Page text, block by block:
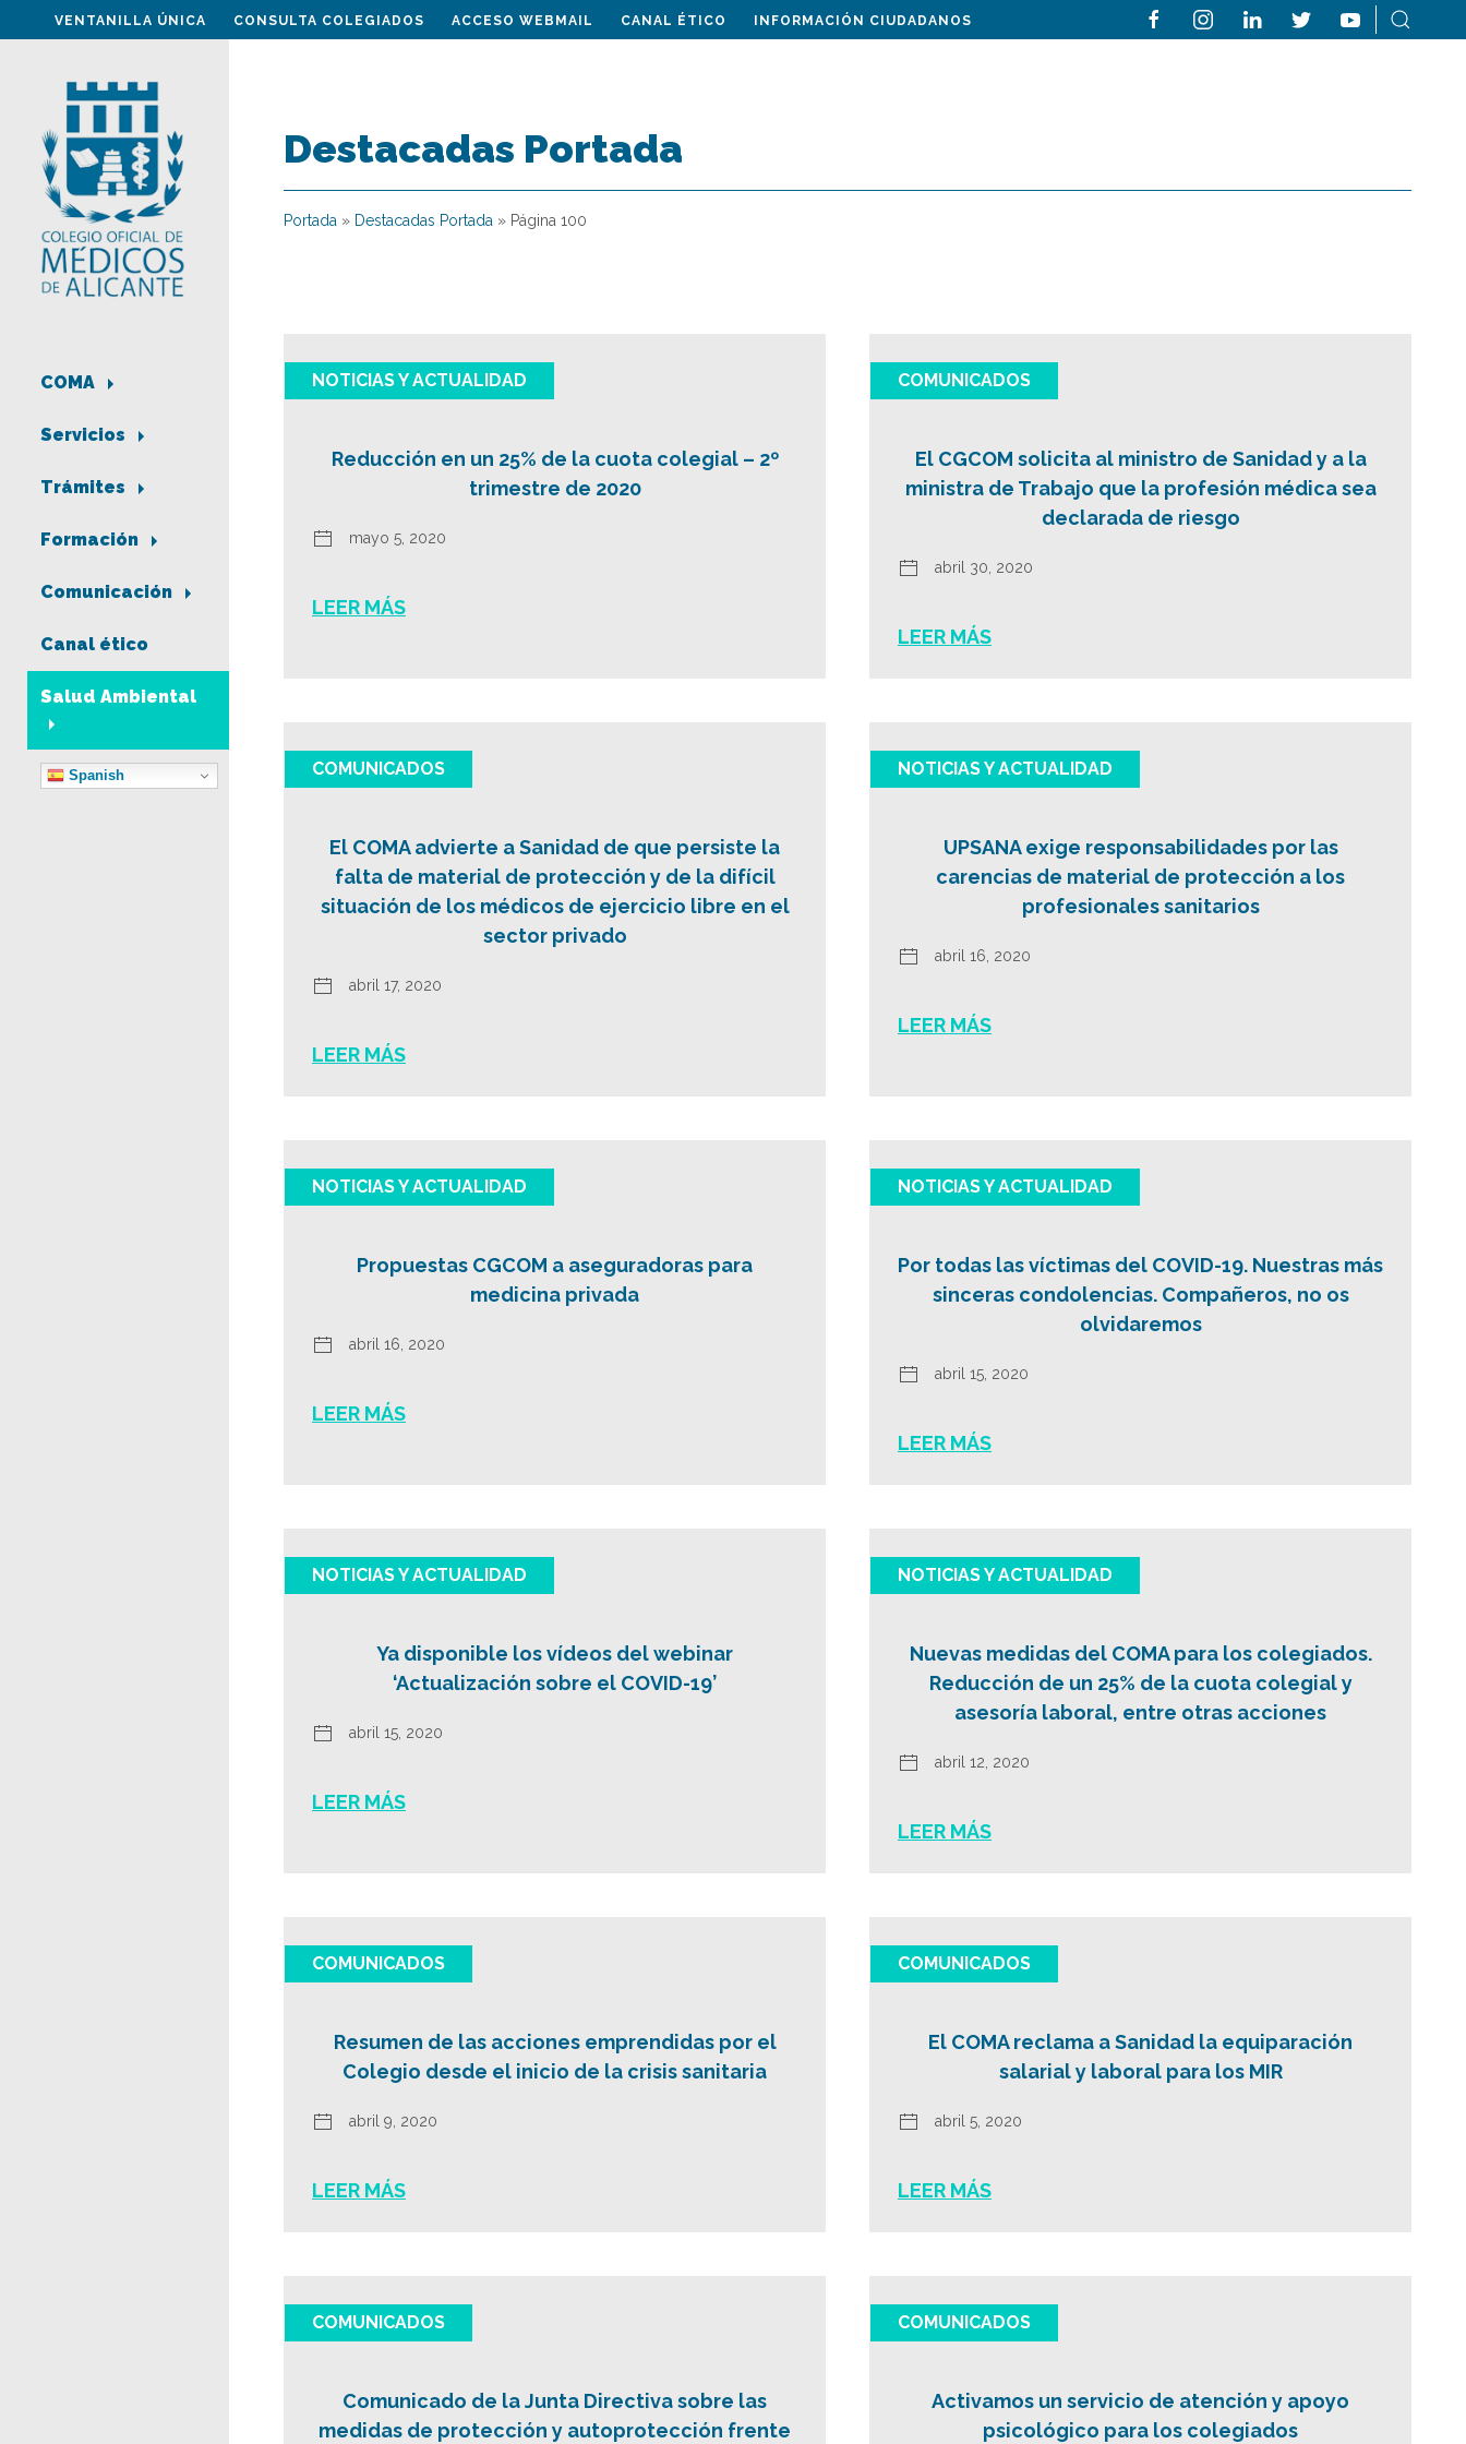
VENTANILLA ÚNICA CONSULTA COLEGIADOS ACCESO WEBMAIL CANAL ÉTICO INFORMACIÓN CIUDADANOS
COMA
Servicios
Trámites
Formación
Comunicación
Canal ético
Salud Ambiental
Spanish
Destacadas Portada
Portada » Destacadas Portada » Página 100
NOTICIAS Y ACTUALIDAD
Reducción en un 25% de la cuota colegial – 2º
trimestre de 2020
mayo 5, 2020
LEER MÁS
COMUNICADOS
El CGCOM solicita al ministro de Sanidad y a la
ministra de Trabajo que la profesión médica sea
declarada de riesgo
abril 30, 2020
LEER MÁS
COMUNICADOS
El COMA advierte a Sanidad de que persiste la
falta de material de protección y de la difícil
situación de los médicos de ejercicio libre en el
sector privado
abril 17, 2020
LEER MÁS
NOTICIAS Y ACTUALIDAD
UPSANA exige responsabilidades por las
carencias de material de protección a los
profesionales sanitarios
abril 16, 2020
LEER MÁS
NOTICIAS Y ACTUALIDAD
Propuestas CGCOM a aseguradoras para
medicina privada
abril 16, 2020
LEER MÁS
NOTICIAS Y ACTUALIDAD
Por todas las víctimas del COVID-19. Nuestras más
sinceras condolencias. Compañeros, no os
olvidaremos
abril 15, 2020
LEER MÁS
NOTICIAS Y ACTUALIDAD
Ya disponible los vídeos del webinar
‘Actualización sobre el COVID-19’
abril 15, 2020
LEER MÁS
NOTICIAS Y ACTUALIDAD
Nuevas medidas del COMA para los colegiados.
Reducción de un 25% de la cuota colegial y
asesoría laboral, entre otras acciones
abril 12, 2020
LEER MÁS
COMUNICADOS
Resumen de las acciones emprendidas por el
Colegio desde el inicio de la crisis sanitaria
abril 9, 2020
LEER MÁS
COMUNICADOS
El COMA reclama a Sanidad la equiparación
salarial y laboral para los MIR
abril 5, 2020
LEER MÁS
COMUNICADOS
Comunicado de la Junta Directiva sobre las
medidas de protección y autoprotección frente
COMUNICADOS
Activamos un servicio de atención y apoyo
psicológico para los colegiados